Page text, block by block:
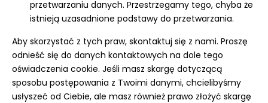
przetwarzaniu danych. Przestrzegamy tego, chyba że
istnieją uzasadnione podstawy do przetwarzania.
Aby skorzystać z tych praw, skontaktuj się z nami. Proszę
odnieść się do danych kontaktowych na dole tego
oświadczenia cookie. Jeśli masz skargę dotyczącą
sposobu postępowania z Twoimi danymi, chcielibyśmy
usłyszeć od Ciebie, ale masz również prawo złożyć skargę